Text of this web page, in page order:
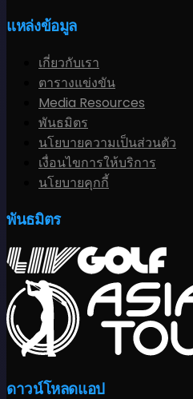
แหล่งข้อมูล
เกี่ยวกับเรา
ตารางแข่งขัน
Media Resources
พันธมิตร
นโยบายความเป็นส่วนตัว
เงื่อนไขการให้บริการ
นโยบายคุกกี้
พันธมิตร
ดาวน์โหลดแอป